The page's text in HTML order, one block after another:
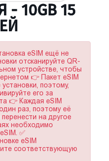
- 10GB 15
eSIM ещё не
отсканируйте QR-
устройстве, чтобы
👉 Пакет eSIM
поэтому,
его за
👉 Каждая eSIM
раз, поэтому её
на другое
необходимо
✅
eSIM
соответствующую